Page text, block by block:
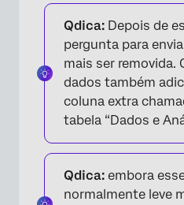
Qdica: Depois de
pergunta para
mais ser removida.
dados também
coluna extra
tabela “Dados e
Qdica: embora
normalmente leve